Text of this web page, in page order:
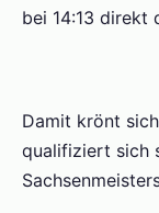
bei 14:13 direkt
Damit krönt
qualifiziert sich